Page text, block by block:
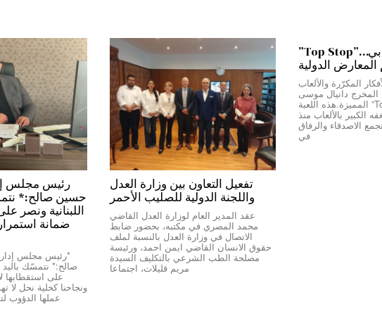
من بيروت إلى دبي…”Top Stop”
المعارض الدولية
المكرّرة والألعاب
المخرج دانيال موسى
بابتكار لعبة “Top Stop” المميزة.هذه اللعبة
الكبير بالألعاب منذ
الاصدقاء والرفاق
في
تفعيل التعاون بين وزارة العدل
واللجنة الدولية للصليب الأحمر
عقد المدير العام لوزارة العدل القاضي
محمد المصري في مكتبه، بحضور ضابط
الاتصال في وزارة العدل بالنسبة لملف
حقوق الانسان القاضي ايمن احمد، ورئيسة
مصلحة الطب الشرعي بالتكليف السيدة
مريم قليلات، اجتماعا
حسين صالح:*
اللبنانية ونصر
ضمانة
صالح:* نتمسّك باليد
على استقطابها
عملها الدؤوب